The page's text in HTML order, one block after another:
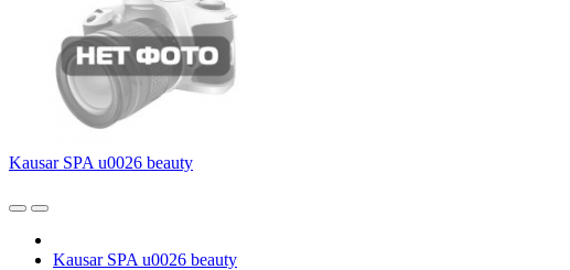
Kausar SPA u0026 beauty
Kausar SPA u0026 beauty